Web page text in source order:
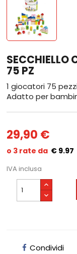
SECCHIELLO
75 PZ
1 giocatori 75
Adatto per
29,90 €
€ 9.97
IVA inclusa
Condividi